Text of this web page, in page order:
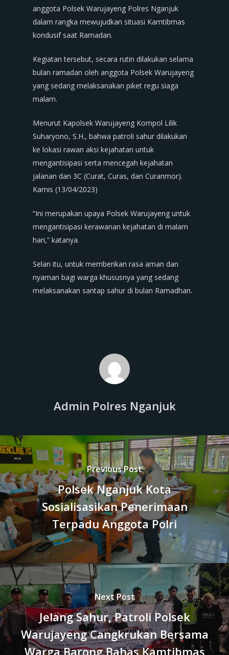
anggota Polsek Warujayeng Polres Nganjuk
dalam rangka mewujudkan situasi Kamtibmas
kondusif saat Ramadan.
Kegiatan tersebut, secara rutin dilakukan selama
bulan ramadan oleh anggota Polsek Warujayeng
yang sedang melaksanakan piket regu siaga
malam.
Menurut Kapolsek Warujayeng Kompol Lilik
Suharyono, S.H., bahwa patroli sahur dilakukan
ke lokasi rawan aksi kejahatan untuk
mengantisipasi serta mencegah kejahatan
jalanan dan 3C (Curat, Curas, dan Curanmor).
Kamis (13/04/2023)
“Ini merupakan upaya Polsek Warujayeng untuk
mengantisipasi kerawanan kejahatan di malam
hari,” katanya.
Selan itu, untuk memberikan rasa aman dan
nyaman bagi warga khususnya yang sedang
melaksanakan santap sahur di bulan Ramadhan.
Admin Polres Nganjuk
Previous Post
Polsek Nganjuk Kota
Sosialisasikan Penerimaan
Terpadu Anggota Polri
Next Post
Jelang Sahur, Patroli Polsek
Warujayeng Cangkrukan Bersama
Warga Barong Bahas Kamtibmas